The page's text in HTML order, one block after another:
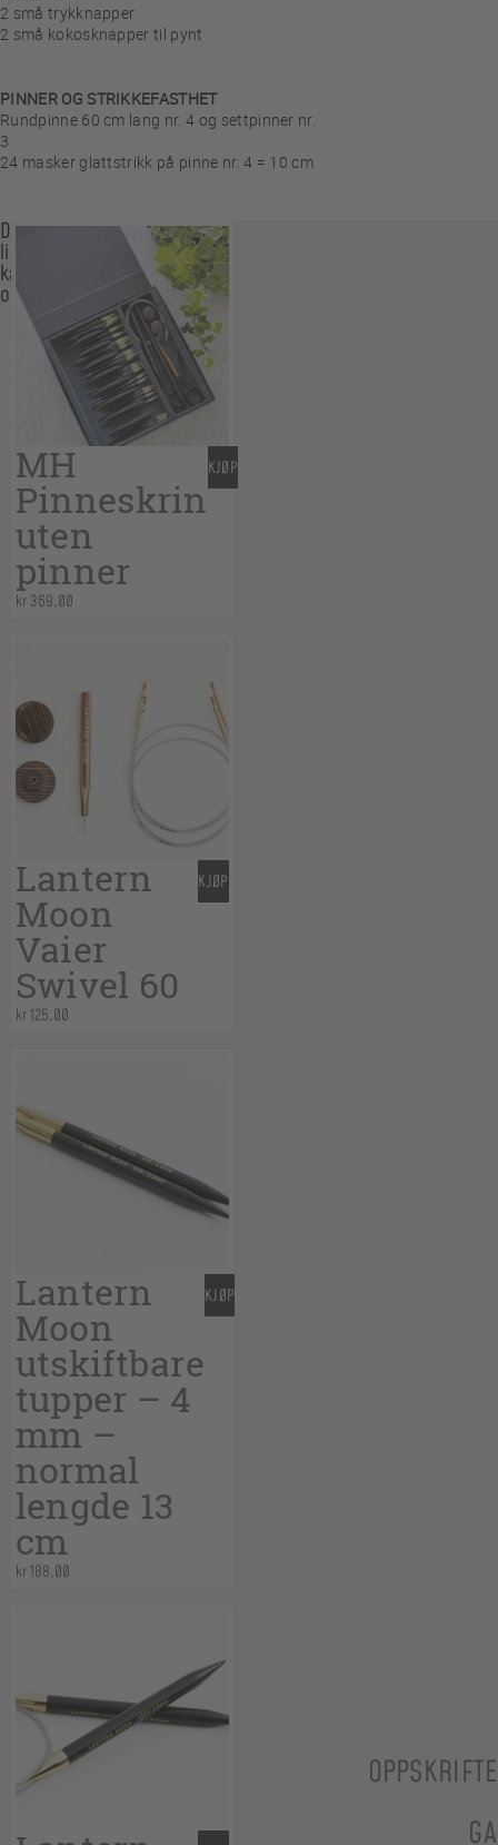
2 små trykknapper
2 små kokosknapper til pynt
PINNER OG STRIKKEFASTHET
Rundpinne 60 cm lang nr. 4 og settpinner nr.
3
24 masker glattstrikk på pinne nr. 4 = 10 cm
Du
liker
kanskje
også…
MH
Pinneskrin
uten
pinner
kr369,00
KJØP
Lantern
Moon
Vaier
Swivel 60
kr125,00
KJØP
Lantern
Moon
utskiftbare
tupper – 4
mm –
normal
lengde 13
cm
kr188,00
KJØP